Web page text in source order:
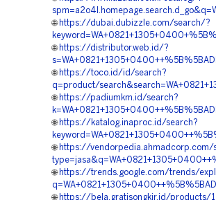
🌐 https://dubai.dubizzle.com/search/?
🌐 https://distributor.web.id/?
🌐 https://toco.id/id/search?
q=product/
🌐 https://padiumkm.id/search?
🌐 https://katalog.inaproc.id/search?
🌐 https://vendorpedia.ahmadcorp.com/
🌐 https://trends.google.com/trends/
🌐 https://bela.gratisongkir.id/products/